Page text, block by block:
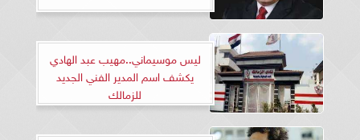
ليس موسيماني..مهيب عبد الهادي
يكشف اسم المدير الفني الجديد
للزمالك